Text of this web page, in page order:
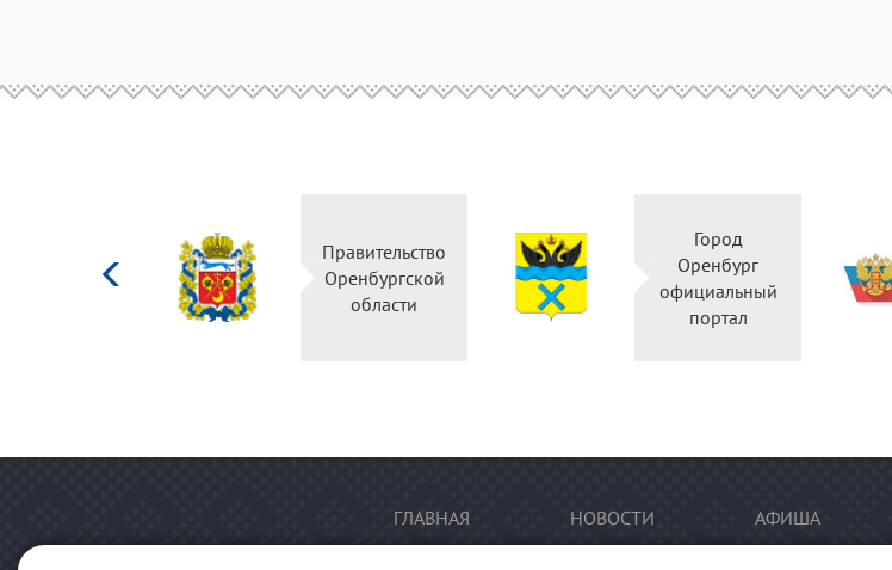
Правительство
Оренбургской
области
Город
Оренбург
официальный
портал
ГЛАВНАЯ НОВОСТИ АФИША